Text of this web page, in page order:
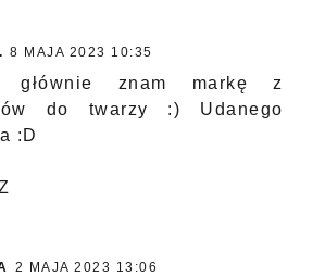
8 MAJA 2023 10:35
znam markę z
do twarzy :) Udanego
:D
2 MAJA 2023 13:06